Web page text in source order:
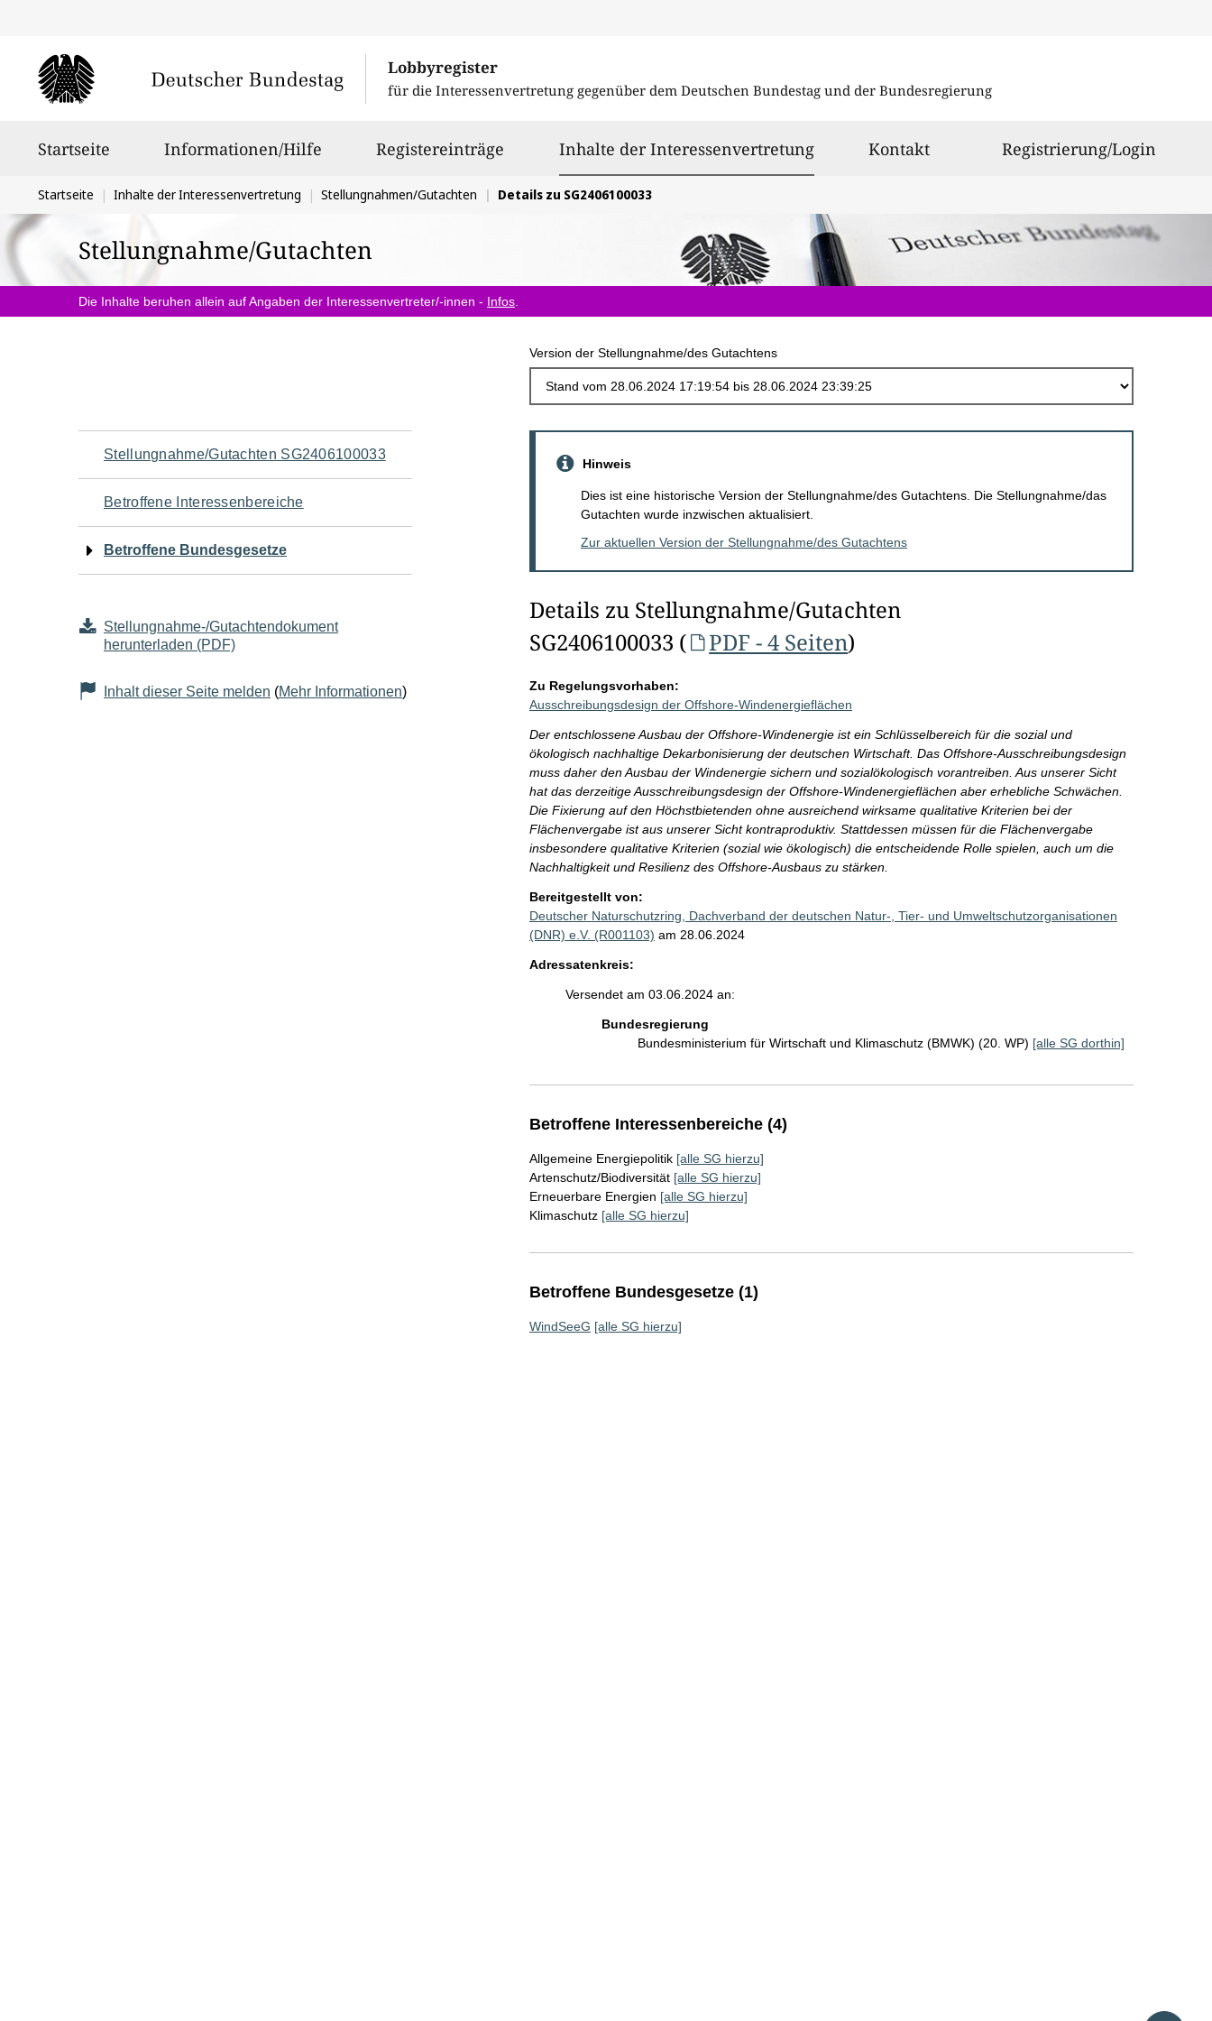
Lobbyregister
für die Interessenvertretung gegenüber dem Deutschen Bundestag und der Bundesregierung
Startseite Informationen/Hilfe Registereinträge Inhalte der Interessenvertretungausgewählt
Kontakt Registrierung/Login
Sie
befinden
sich
hier:
Startseite Inhalte der Interessenvertretung Stellungnahmen/Gutachten Details zu SG2406100033
Stellungnahme/Gutachten
Die Inhalte beruhen allein auf Angaben der Interessenvertreter/-innen - Infos
Version der Stellungnahme/des Gutachtens
Navigation
für
den
Seiteninhalt
Stellungnahme/Gutachten SG2406100033
Betroffene Interessenbereiche
Betroffene Bundesgesetze
Stellungnahme-/Gutachtendokument
herunterladen (PDF)
Inhalt dieser Seite melden (Mehr Informationen)
Hinweis
Dies ist eine historische Version der Stellungnahme/des Gutachtens. Die Stellungnahme/das
Gutachten wurde inzwischen aktualisiert.
Zur aktuellen Version der Stellungnahme/des Gutachtens
Details zu Stellungnahme/Gutachten
SG2406100033 (
PDF - 4 Seiten)
Zu Regelungsvorhaben:
Ausschreibungsdesign der Offshore-Windenergieflächen
Der entschlossene Ausbau der Offshore-Windenergie ist ein Schlüsselbereich für die sozial und
ökologisch nachhaltige Dekarbonisierung der deutschen Wirtschaft. Das Offshore-Ausschreibungsdesign
muss daher den Ausbau der Windenergie sichern und sozialökologisch vorantreiben. Aus unserer Sicht
hat das derzeitige Ausschreibungsdesign der Offshore-Windenergieflächen aber erhebliche Schwächen.
Die Fixierung auf den Höchstbietenden ohne ausreichend wirksame qualitative Kriterien bei der
Flächenvergabe ist aus unserer Sicht kontraproduktiv. Stattdessen müssen für die Flächenvergabe
insbesondere qualitative Kriterien (sozial wie ökologisch) die entscheidende Rolle spielen, auch um die
Nachhaltigkeit und Resilienz des Offshore-Ausbaus zu stärken.
Bereitgestellt von:
Deutscher Naturschutzring, Dachverband der deutschen Natur-, Tier- und Umweltschutzorganisationen
(DNR) e.V. (R001103) am 28.06.2024
Adressatenkreis:
Versendet am 03.06.2024 an:
Bundesregierung
Bundesministerium für Wirtschaft und Klimaschutz (BMWK) (20. WP) [alle SG dorthin]
Betroffene Interessenbereiche (4)
Allgemeine Energiepolitik [alle SG hierzu]
Artenschutz/Biodiversität [alle SG hierzu]
Erneuerbare Energien [alle SG hierzu]
Klimaschutz [alle SG hierzu]
Betroffene Bundesgesetze (1)
WindSeeG [alle SG hierzu]